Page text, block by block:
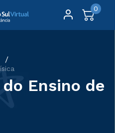
0
Ensino de